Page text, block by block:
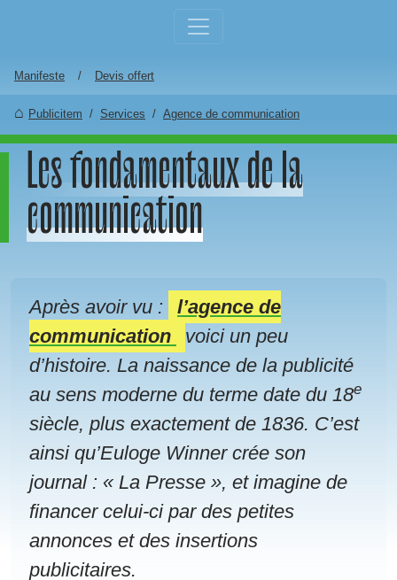
Manifeste Devis offert
Publicitem Services Agence de communication
Les fondamentaux de la
communication
Après avoir vu :
l’agence de
communication
voici un peu
d’histoire. La naissance de la publicité
au sens moderne du terme date du 18e
siècle, plus exactement de 1836. C’est
ainsi qu’Euloge Winner crée son
journal : « La Presse », et imagine de
financer celui-ci par des petites
annonces et des insertions
publicitaires.